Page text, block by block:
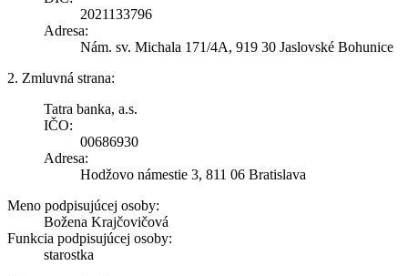
2021133796
Adresa:
Nám. sv. Michala 171/4A, 919 30 Jaslovské Bohunice
2. Zmluvná strana:
Tatra banka, a.s.
IČO:
00686930
Adresa:
Hodžovo námestie 3, 811 06 Bratislava
Meno podpisujúcej osoby:
Božena Krajčovičová
Funkcia podpisujúcej osoby:
starostka